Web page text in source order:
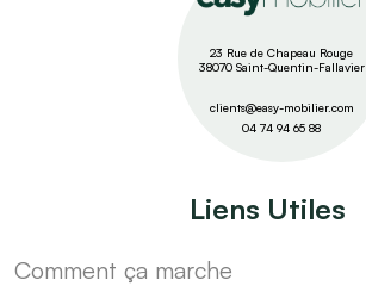
23 Rue de Chapeau Rouge
38070 Saint-Quentin-Fallavier
clients@easy-mobilier.com
04 74 94 65 88
Liens Utiles
Comment ça marche